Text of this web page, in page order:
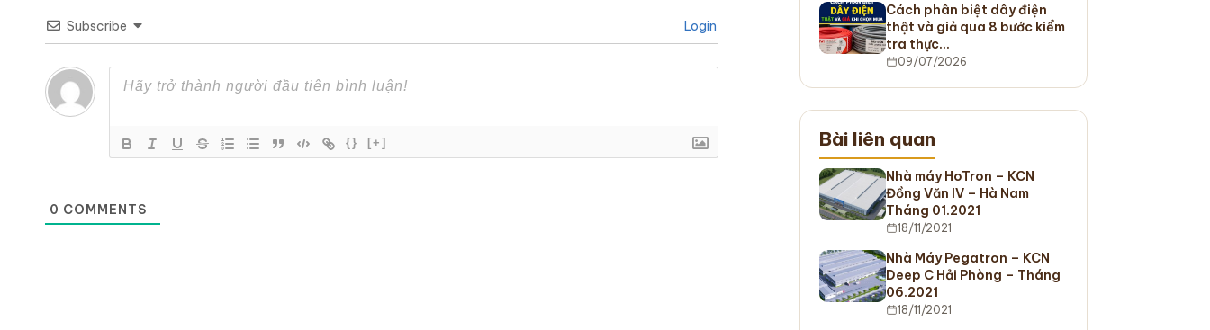
Subscribe Login
{} [+]
0 COMMENTS
Cách phân biệt dây điện
thật và giả qua 8 bước kiểm
tra thực…
09/07/2026
Bài liên quan
Nhà máy HoTron – KCN
Đồng Văn IV – Hà Nam
Tháng 01.2021
18/11/2021
Nhà Máy Pegatron – KCN
Deep C Hải Phòng – Tháng
06.2021
18/11/2021